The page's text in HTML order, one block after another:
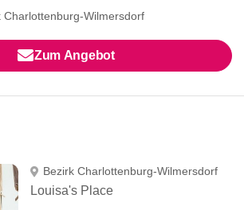
Charlottenburg-Wilmersdorf
Zum Angebot
Bezirk Charlottenburg-Wilmersdorf
Louisa's Place